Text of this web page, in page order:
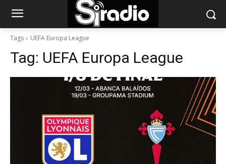
Tags UEFA Europa League
Tag: UEFA Europa League